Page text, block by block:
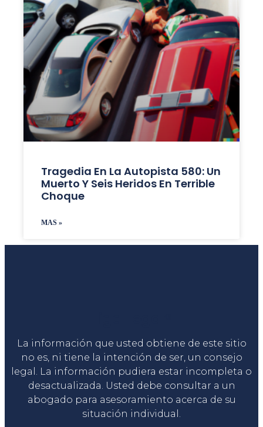
Tragedia En La Autopista 580: Un
Muerto Y Seis Heridos En Terrible
Choque
MAS »
La información que usted obtiene de este sitio
no es, ni tiene la intención de ser, un consejo
legal. La información pudiera estar incompleta o
desactualizada. Usted debe consultar a un
abogado para asesoramiento acerca de su
situación individual.